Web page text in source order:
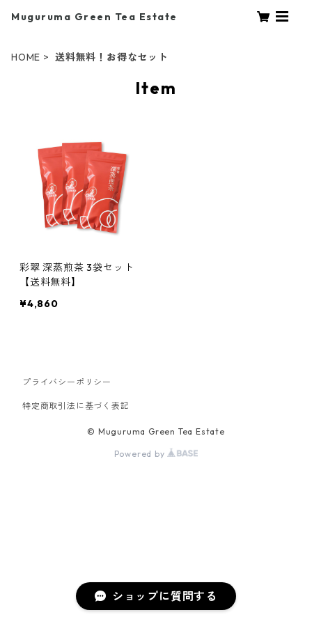
Muguruma Green Tea Estate
HOME 送料無料！お得なセット
Item
彩翠 深蒸煎茶 3袋セット
【送料無料】
¥4,860
プライバシーポリシー
特定商取引法に基づく表記
© Muguruma Green Tea Estate
Powered by
ショップに質問する